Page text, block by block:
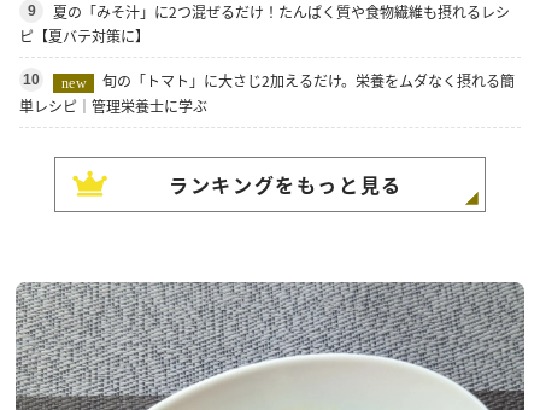
9
夏の「みそ汁」に2つ混ぜるだけ！たんぱく質や食物繊維も摂れるレシ
ピ【夏バテ対策に】
10 new
旬の「トマト」に大さじ2加えるだけ。栄養をムダなく摂れる簡
単レシピ｜管理栄養士に学ぶ
ランキングをもっと見る